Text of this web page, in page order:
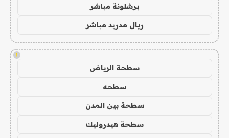
برشلونة مباشر
ريال مدريد مباشر
!
سطحة الرياض
سطحه
سطحة بين المدن
سطحة هيدروليك